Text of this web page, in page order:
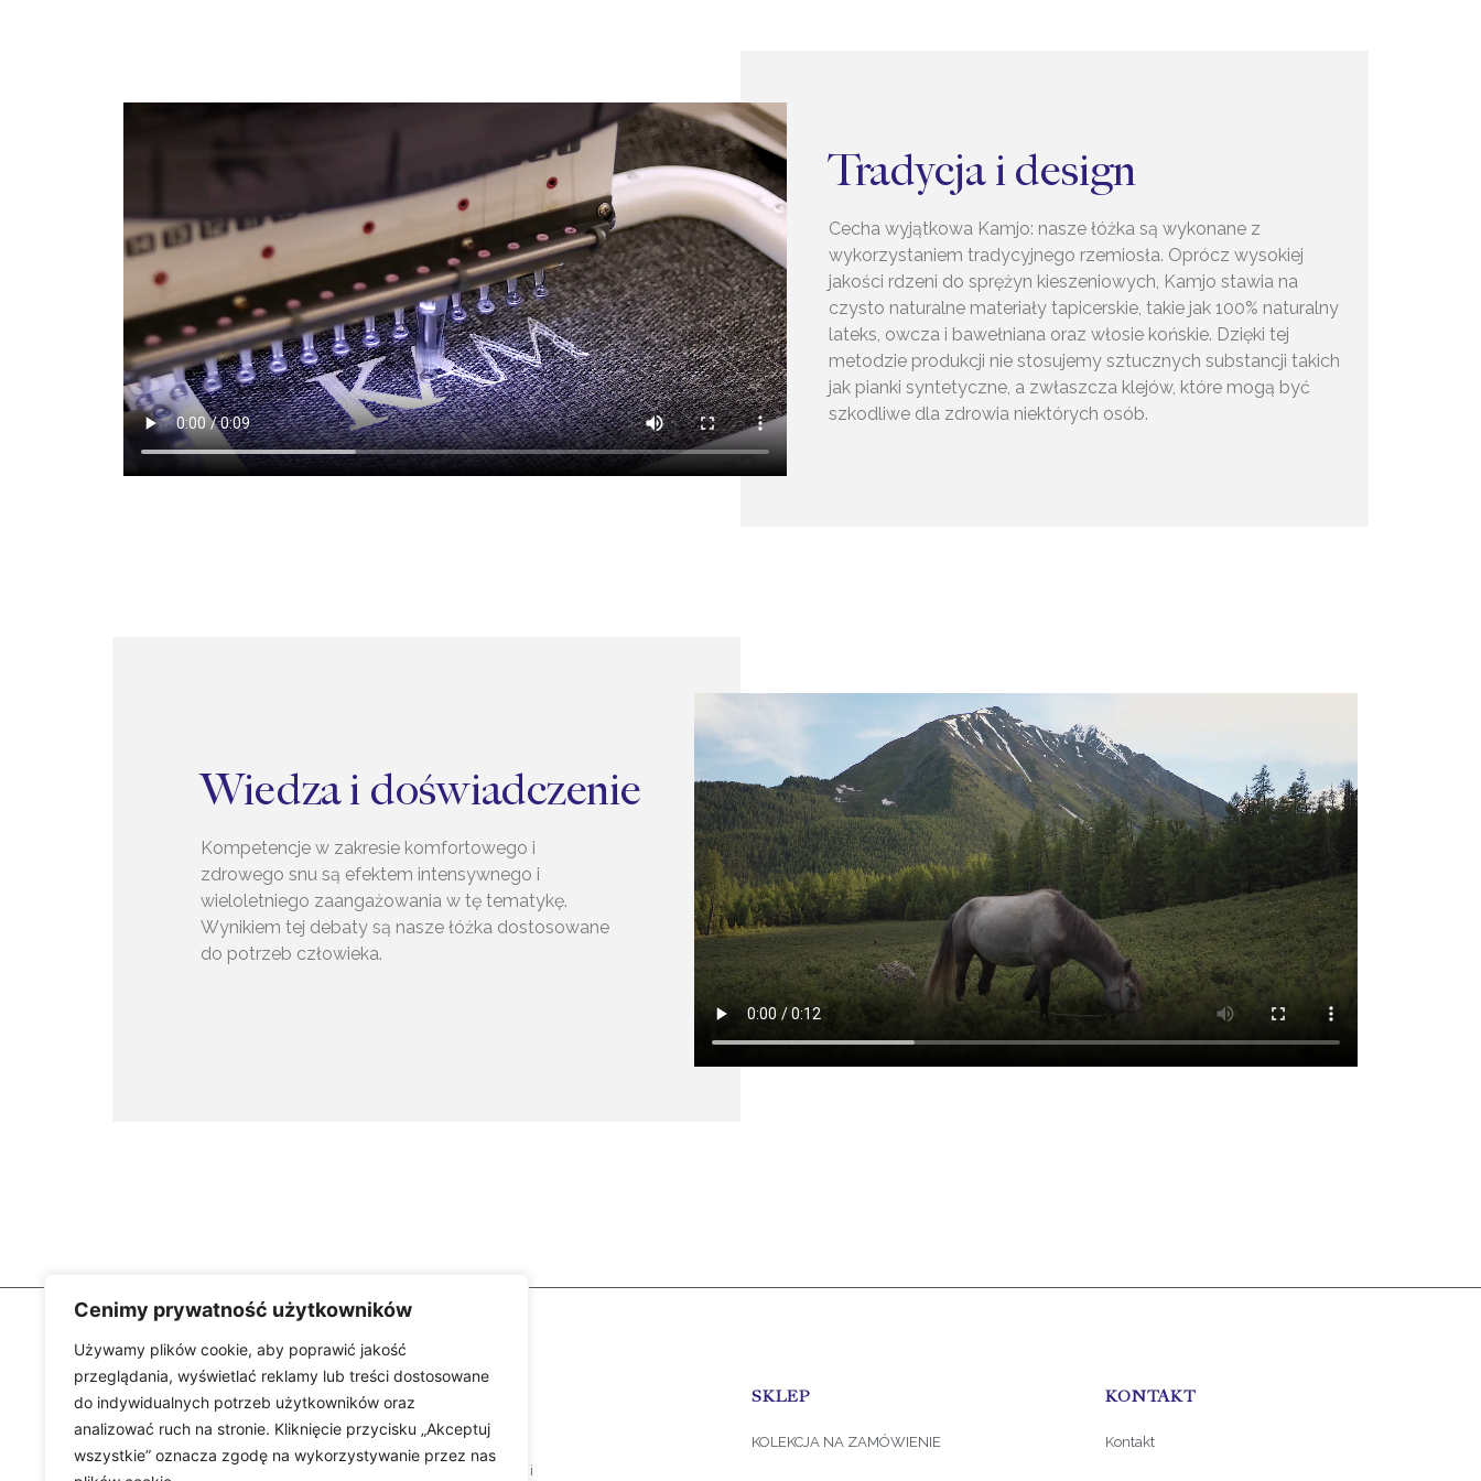
Cenimy prywatność użytkowników
Używamy plików cookie, aby poprawić jakość
przeglądania, wyświetlać reklamy lub treści dostosowane
do indywidualnych potrzeb użytkowników oraz
analizować ruch na stronie. Kliknięcie przycisku „Akceptuj
wszystkie” oznacza zgodę na wykorzystywanie przez nas
Tradycja i design
Cecha wyjątkowa Kamjo: nasze łóżka są wykonane z
wykorzystaniem tradycyjnego rzemiosła. Oprócz wysokiej
jakości rdzeni do sprężyn kieszeniowych, Kamjo stawia na
czysto naturalne materiały tapicerskie, takie jak 100% naturalny
lateks, owcza i bawełniana oraz włosie końskie. Dzięki tej
metodzie produkcji nie stosujemy sztucznych substancji takich
jak pianki syntetyczne, a zwłaszcza klejów, które mogą być
szkodliwe dla zdrowia niektórych osób.
Wiedza i doświadczenie
Kompetencje w zakresie komfortowego i
zdrowego snu są efektem intensywnego i
wieloletniego zaangażowania w tę tematykę.
Wynikiem tej debaty są nasze łóżka dostosowane
do potrzeb człowieka.
INFORMACJE
Regulamin
Polityka prywatności
SKLEP
KOLEKCJA NA ZAMÓWIENIE
KONTAKT
Kontakt